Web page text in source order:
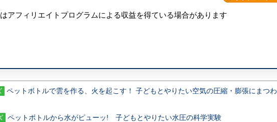
アフィリエイトプログラムによる収益を得ている場合があります
ペットボトルで雲を作る、火を起こす！ 子どもとやりたい空気の圧縮・膨張にまつわ
ペットボトルから水がピューッ! 子どもとやりたい水圧の科学実験